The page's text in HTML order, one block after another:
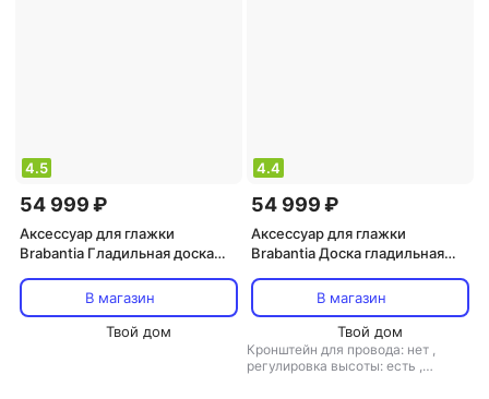
4.5
54 999 ₽
Аксессуар для глажки
Brabantia Гладильная доска
В магазин
Твой дом
4.4
54 999 ₽
Аксессуар для глажки
Brabantia Доска гладильная
В магазин
Твой дом
Кронштейн для провода: нет ,
регулировка высоты: есть ,